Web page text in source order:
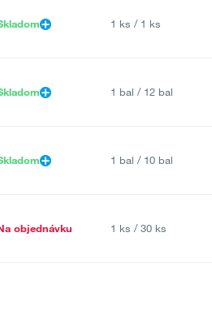
1 ks / 1 ks
1 bal / 12 bal
1 bal / 10 bal
objednávku 1 ks / 30 ks